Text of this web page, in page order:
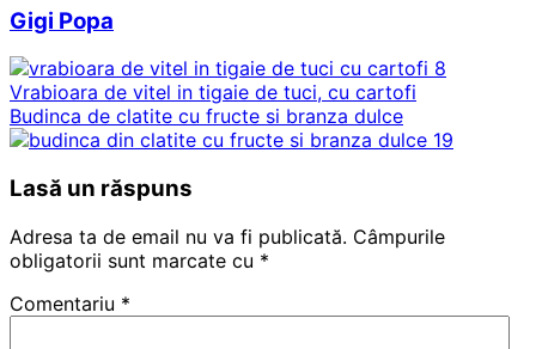
Gigi Popa
Vrabioara de vitel in tigaie de tuci, cu cartofi
Budinca de clatite cu fructe si branza dulce
Lasă un răspuns
Adresa ta de email nu va fi publicată. Câmpurile
obligatorii sunt marcate cu *
Comentariu *